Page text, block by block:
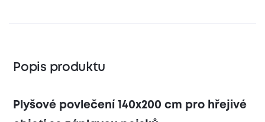
Popis produktu
Plyšové povlečení 140x200 cm pro hřejivé